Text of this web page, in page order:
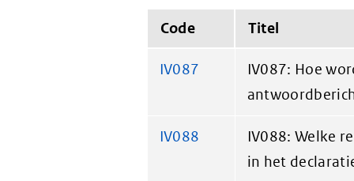
Code Titel
IV087
IV087: Hoe
IV088
IV088: Welke
in het